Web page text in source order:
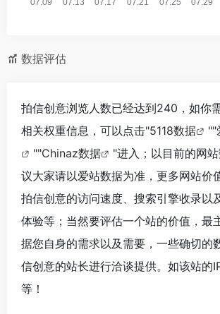
数据评估
拍信创意浏览人数已经达到240，如你
相关权重信息，可以点击"5118数据 ""
""Chinaz数据
"进入；以目前的网
议大家请以爱站数据为准，更多网站价
拍信创意的访问速度、搜索引擎收录以
体验等；当然要评估一个站的价值，最
据您自身的需求以及需要，一些确切的
信创意的站长进行洽谈提供。如该站的
等！